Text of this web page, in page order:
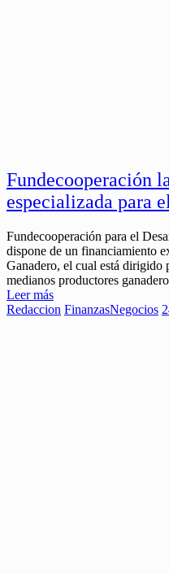
Fundecooperación
especializada para
Fundecooperación para el
dispone de un financiamiento
Ganadero, el cual está dirigido
medianos productores
Leer más
Redaccion FinanzasNegocios